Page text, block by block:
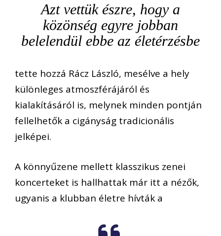
Azt vettük észre, hogy a
közönség egyre jobban
belelendül ebbe az életérzésbe
tette hozzá Rácz László, mesélve a hely
különleges atmoszférájáról és
kialakításáról is, melynek minden pontján
fellelhetők a cigányság tradicionális
jelképei.
A könnyűzene mellett klasszikus zenei
koncerteket is hallhattak már itt a nézők,
ugyanis a klubban életre hívták a